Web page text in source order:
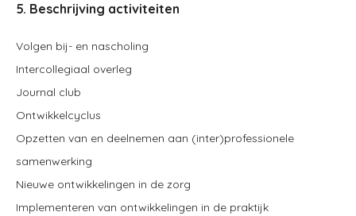
5. Beschrijving activiteiten
Volgen bij- en nascholing
Intercollegiaal overleg
Journal club
Ontwikkelcyclus
Opzetten van en deelnemen aan (inter)professionele
samenwerking
Nieuwe ontwikkelingen in de zorg
Implementeren van ontwikkelingen in de praktijk